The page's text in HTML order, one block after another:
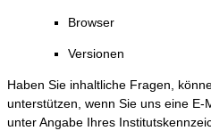
Browser
Versionen
Haben Sie inhaltliche Fragen,
unterstützen, wenn Sie uns eine
unter Angabe Ihres